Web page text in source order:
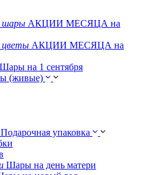
АКЦИИ МЕСЯЦА на
АКЦИИ МЕСЯЦА на
Шары на 1 сентября
(живые)
Подарочная упаковка
Шары на день матери